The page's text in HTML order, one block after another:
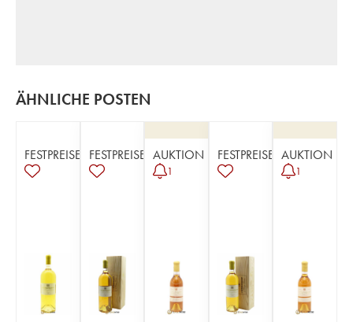
ÄHNLICHE POSTEN
FESTPREISE FESTPREISE AUKTION
1
FESTPREISE AUKTION
1